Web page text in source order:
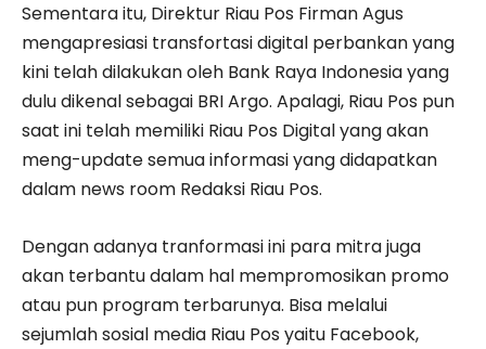
Sementara itu, Direktur Riau Pos Firman Agus
mengapresiasi transfortasi digital perbankan yang
kini telah dilakukan oleh Bank Raya Indonesia yang
dulu dikenal sebagai BRI Argo. Apalagi, Riau Pos pun
saat ini telah memiliki Riau Pos Digital yang akan
meng-update semua informasi yang didapatkan
dalam news room Redaksi Riau Pos.
Dengan adanya tranformasi ini para mitra juga
akan terbantu dalam hal mempromosikan promo
atau pun program terbarunya. Bisa melalui
sejumlah sosial media Riau Pos yaitu Facebook,